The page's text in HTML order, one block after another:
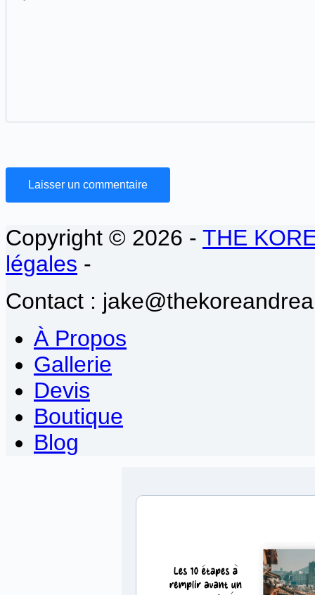
Laisser un commentaire
Copyright © 2026 - THE
légales -
Contact :
À Propos
Gallerie
Devis
Boutique
Blog